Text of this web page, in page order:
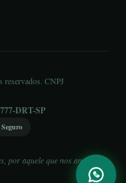
CNPJ
DRT-SP
por aquele que nos amou.” —